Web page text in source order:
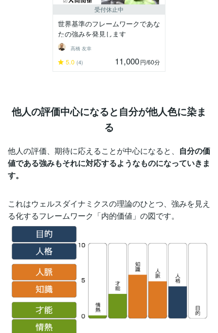
受付休止中
世界基準のフレームワークであな
たの強みを発見します
高橋 友幸
5.0 (4) 11,000円/60分
他人の評価中心になると自分が他人色に染ま
る
他人の評価、期待に応えることが中心になると、 自分の価
値である強みもそれに対応するようなものになっていきま
す。
これはウェルスダイナミクスの理論のひとつ、強みを見え
る化するフレームワーク「内的価値」の図です。